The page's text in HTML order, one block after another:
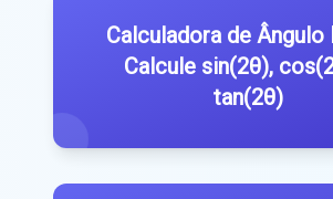
Calculadora de Ângulo
Calcule sin(2θ),
tan(2θ)